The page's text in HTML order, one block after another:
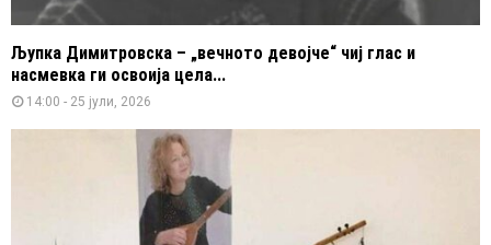
Љупка Димитровска – „вечното девојче“ чиј глас и
насмевка ги освоија цела...
14:00 - 25 јули, 2026